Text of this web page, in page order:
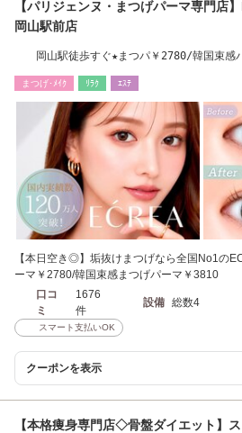
【パリジェンヌ・まつげパーマ専門店
岡山駅前店
岡山駅徒歩すぐ★まつパ￥2780/韓国束感
まつげ･ﾒｲｸ ﾘﾗｸ ｴｽﾃ
【本日空き◎】垢抜けまつげなら全国No1の
ーマ￥2780/韓国束感まつげパーマ￥3810
口コ
ミ
1676
件
設備 総数4
スマート支払いOK
クーポンを表示
【本格痩身専門店◇骨盤ダイエット】